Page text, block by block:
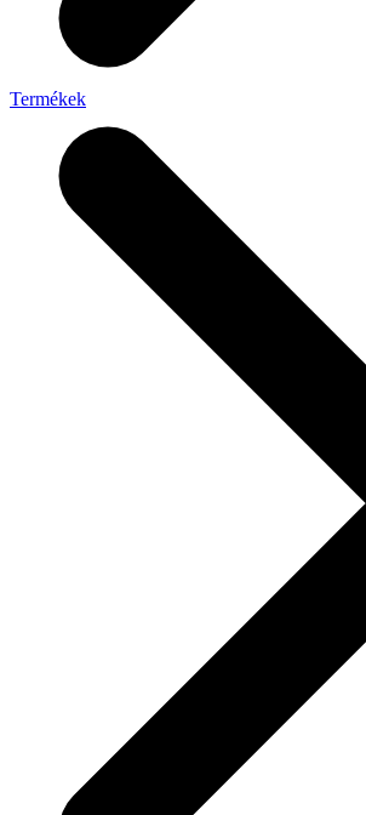
Termékek